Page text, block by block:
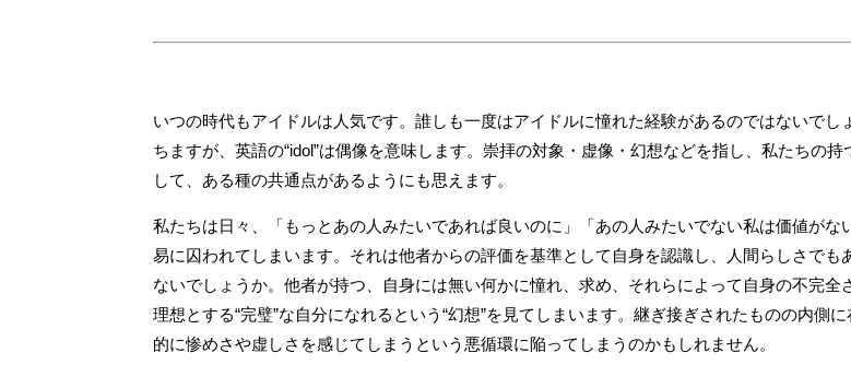
いつの時代もアイドルは人気です。誰しも一度はアイドルに憧れた経験があるのではないで
ちますが、英語の“idol”は偶像を意味します。崇拝の対象・虚像・幻想などを指し、私たちの
して、ある種の共通点があるようにも思えます。
私たちは日々、「もっとあの人みたいであれば良いのに」「あの人みたいでない私は価値が
易に囚われてしまいます。それは他者からの評価を基準として自身を認識し、人間らしさでも
ないでしょうか。他者が持つ、自身には無い何かに憧れ、求め、それらによって自身の不完全
理想とする“完璧”な自分になれるという“幻想”を見てしまいます。継ぎ接ぎされたものの内側
的に惨めさや虚しさを感じてしまうという悪循環に陥ってしまうのかもしれません。